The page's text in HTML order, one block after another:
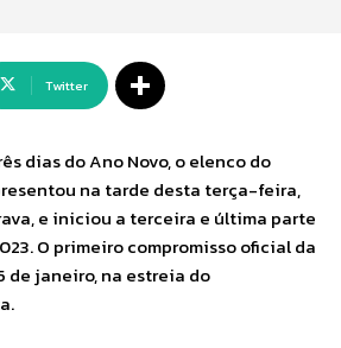
Twitter
dias do Ano Novo, o elenco do
na tarde desta terça-feira,
e iniciou a terceira e última parte
O primeiro compromisso oficial da
de janeiro, na estreia do